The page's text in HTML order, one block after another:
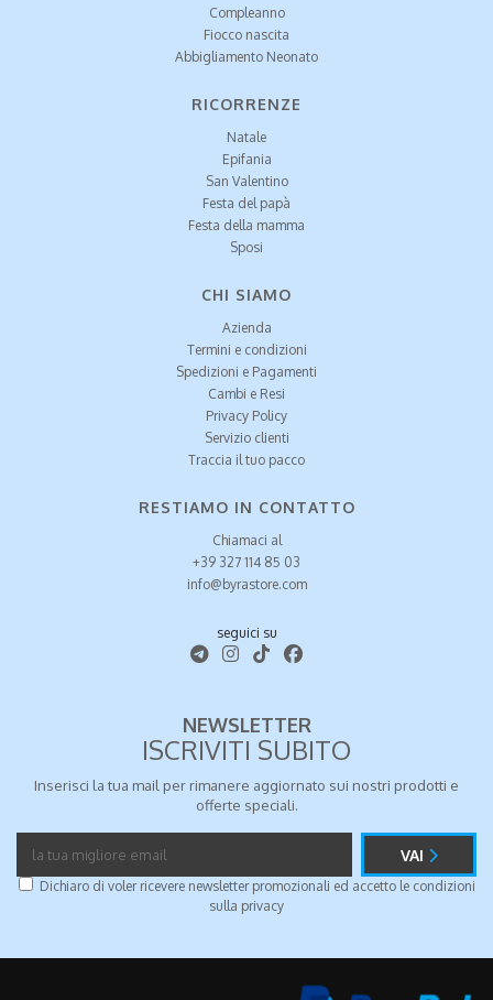
Compleanno
Fiocco nascita
Abbigliamento Neonato
RICORRENZE
Natale
Epifania
San Valentino
Festa del papà
Festa della mamma
Sposi
CHI SIAMO
Azienda
Termini e condizioni
Spedizioni e Pagamenti
Cambi e Resi
Privacy Policy
Servizio clienti
Traccia il tuo pacco
RESTIAMO IN CONTATTO
Chiamaci al
+39 327 114 85 03
info@byrastore.com
seguici su
NEWSLETTER
ISCRIVITI SUBITO
Inserisci la tua mail per rimanere aggiornato sui nostri prodotti e
offerte speciali.
VAI
Dichiaro di voler ricevere newsletter promozionali ed accetto le condizioni
sulla privacy